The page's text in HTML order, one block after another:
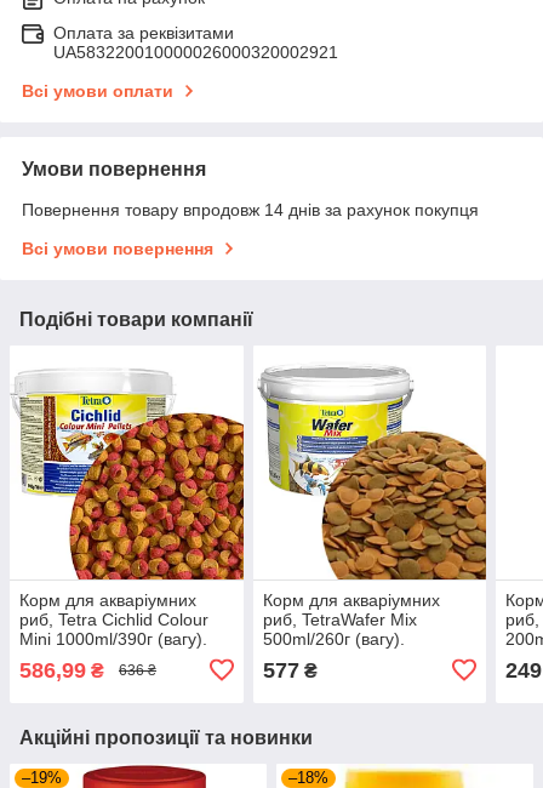
Оплата за реквізитами
UA583220010000026000320002921
Всі умови оплати
Умови повернення
Повернення товару впродовж 14 днів за рахунок покупця
Всі умови повернення
Подібні товари компанії
Корм для акваріумних
риб, Tetra Cichlid Colour
Mini 1000ml/390г (вагу).
586,99 ₴ 636 ₴
Корм для акваріумних
риб, TetraWafer Mix
500ml/260г (вагу).
577₴ 249
Акційні пропозиції та новинки
–19% –18%